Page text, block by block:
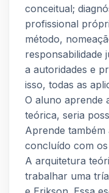
conceitual;
profissional
método,
responsabilidade
a autoridades e
isso, todas as
O aluno aprende
teórica, seria
Aprende
concluído com
A arquitetura
trabalhar uma